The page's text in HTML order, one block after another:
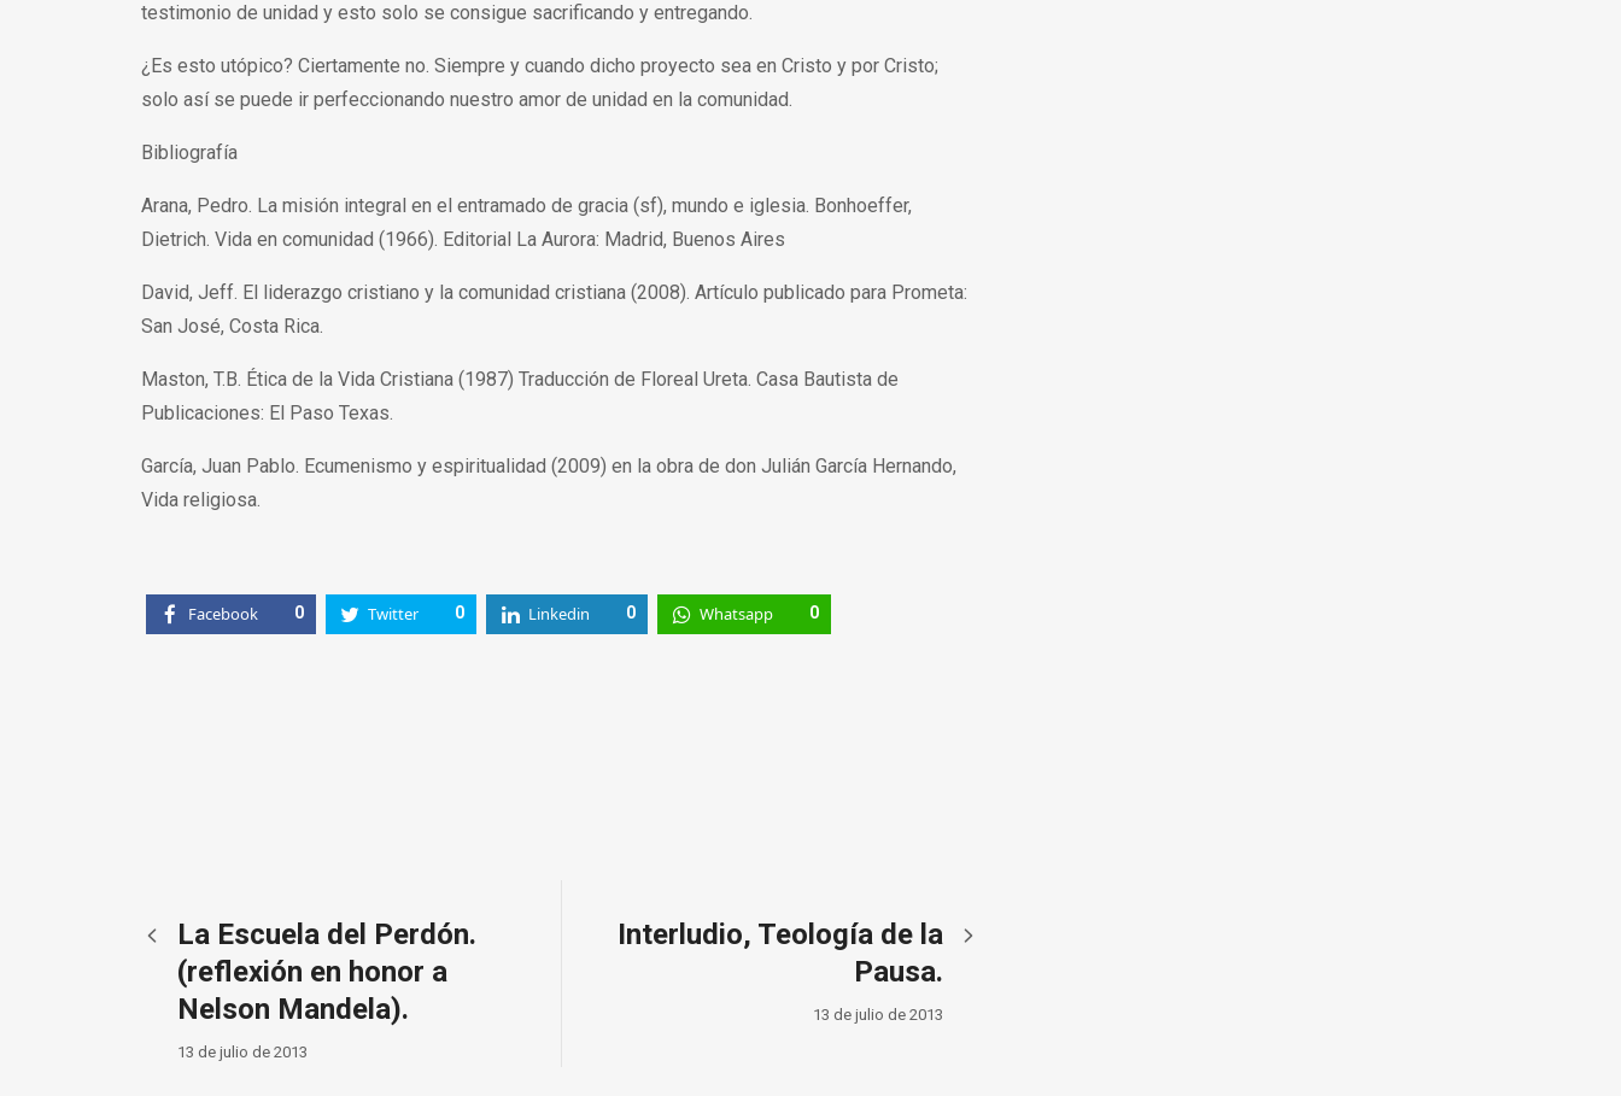
testimonio de unidad y esto solo se consigue sacrificando y entregando.
¿Es esto utópico? Ciertamente no. Siempre y cuando dicho proyecto sea en Cristo y por Cristo;
solo así se puede ir perfeccionando nuestro amor de unidad en la comunidad.
Bibliografía
Arana, Pedro. La misión integral en el entramado de gracia (sf), mundo e iglesia. Bonhoeffer,
Dietrich. Vida en comunidad (1966). Editorial La Aurora: Madrid, Buenos Aires
David, Jeff. El liderazgo cristiano y la comunidad cristiana (2008). Artículo publicado para Prometa:
San José, Costa Rica.
Maston, T.B. Ética de la Vida Cristiana (1987) Traducción de Floreal Ureta. Casa Bautista de
Publicaciones: El Paso Texas.
García, Juan Pablo. Ecumenismo y espiritualidad (2009) en la obra de don Julián García Hernando,
Vida religiosa.
Facebook 0 Twitter 0 Linkedin 0 Whatsapp 0
La Escuela del Perdón.
(reflexión en honor a
Nelson Mandela).
13 de julio de 2013
Interludio, Teología de la
Pausa.
13 de julio de 2013